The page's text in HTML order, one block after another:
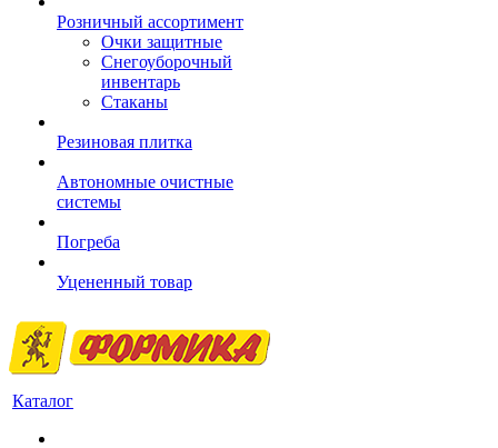
Розничный ассортимент
Очки защитные
Снегоуборочный
инвентарь
Стаканы
Резиновая плитка
Автономные очистные
системы
Погреба
Уцененный товар
Каталог